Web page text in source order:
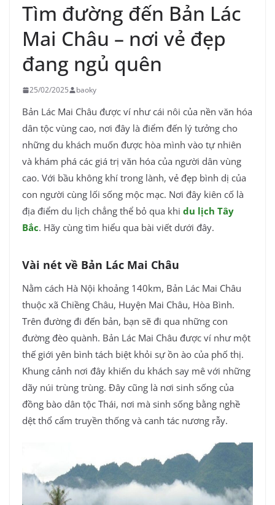
Tìm đường đến Bản Lác
Mai Châu – nơi vẻ đẹp
đang ngủ quên
25/02/2025 baoky
Bản Lác Mai Châu được ví như cái nôi của nền văn hóa
dân tộc vùng cao, nơi đây là điểm đến lý tưởng cho
những du khách muốn được hòa mình vào tự nhiên
và khám phá các giá trị văn hóa của người dân vùng
cao. Với bầu không khí trong lành, vẻ đẹp bình dị của
con người cùng lối sống mộc mạc. Nơi đây kiên cố là
địa điểm du lịch chẳng thể bỏ qua khi du lịch Tây
Bắc. Hãy cùng tìm hiểu qua bài viết dưới đây.
Vài nét về Bản Lác Mai Châu
Nằm cách Hà Nội khoảng 140km, Bản Lác Mai Châu
thuộc xã Chiềng Châu, Huyện Mai Châu, Hòa Bình.
Trên đường đi đến bản, bạn sẽ đi qua những con
đường đèo quành. Bản Lác Mai Châu được ví như một
thế giới yên bình tách biệt khỏi sự ồn ào của phố thị.
Khung cảnh nơi đây khiến du khách say mê với những
dãy núi trùng trùng. Đây cũng là nơi sinh sống của
đồng bào dân tộc Thái, nơi mà sinh sống bằng nghề
dệt thổ cẩm truyền thống và canh tác nương rẫy.